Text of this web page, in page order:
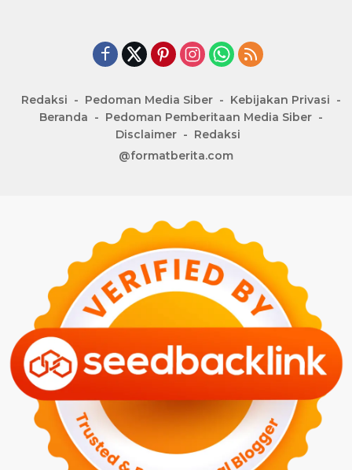
Redaksi Pedoman Media Siber
Kebijakan Privasi
Beranda
Pedoman Pemberitaan Media Siber
Disclaimer
Redaksi
@formatberita.com